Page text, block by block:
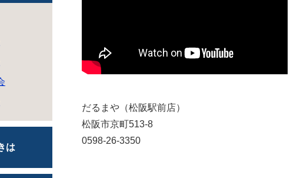
だるまや（松阪駅前店）
松阪市京町513-8
0598-26-3350
は